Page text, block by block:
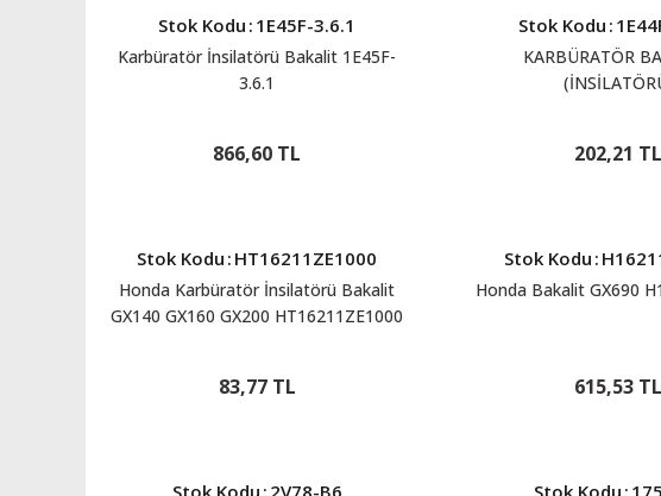
Stok Kodu : 1E45F-3.6.1
Karbüratör İnsilatörü Bakalit 1E45F-
3.6.1
866,60 TL
Stok Kodu :
KARBÜRATÖR
202,21 TL
Stok Kodu : HT16211ZE1000
Honda Karbüratör İnsilatörü Bakalit
GX140 GX160 GX200 HT16211ZE1000
83,77 TL
Stok Kodu :
Honda Bakalit GX690
615,53 TL
Stok Kodu : 2V78-B6 Stok Kodu :